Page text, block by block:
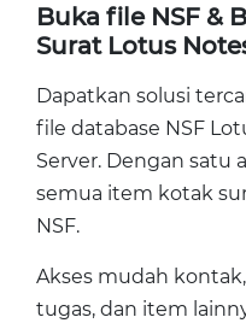
Buka file NSF &
Surat Lotus
Dapatkan solusi
file database NSF
Server. Dengan satu
semua item kotak
NSF.
Akses mudah
tugas, dan item